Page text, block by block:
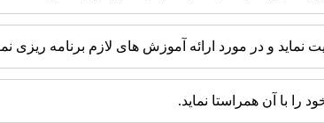
نماید و در مورد ارائه آموزش های لازم برنامه ریزی
را با آن همراستا نماید.